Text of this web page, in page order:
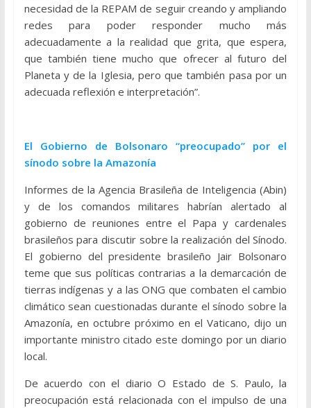
necesidad de la REPAM de seguir creando y ampliando
redes para poder responder mucho más
adecuadamente a la realidad que grita, que espera,
que también tiene mucho que ofrecer al futuro del
Planeta y de la Iglesia, pero que también pasa por un
adecuada reflexión e interpretación”.
El Gobierno de Bolsonaro “preocupado” por el
sínodo sobre la Amazonía
Informes de la Agencia Brasileña de Inteligencia (Abin)
y de los comandos militares habrían alertado al
gobierno de reuniones entre el Papa y cardenales
brasileños para discutir sobre la realización del Sínodo.
El gobierno del presidente brasileño Jair Bolsonaro
teme que sus políticas contrarias a la demarcación de
tierras indígenas y a las ONG que combaten el cambio
climático sean cuestionadas durante el sínodo sobre la
Amazonía, en octubre próximo en el Vaticano, dijo un
importante ministro citado este domingo por un diario
local.
De acuerdo con el diario O Estado de S. Paulo, la
preocupación está relacionada con el impulso de una